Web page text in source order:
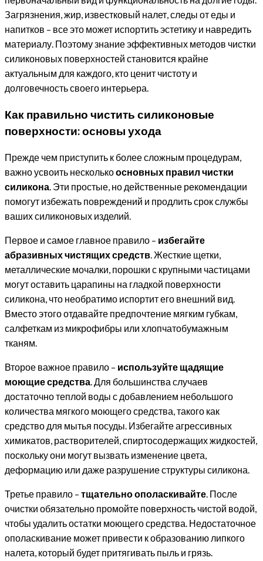
Загрязнения, жир, известковый налет, следы от еды и
напитков – все это может испортить эстетику и навредить
материалу. Поэтому знание эффективных методов чистки
силиконовых поверхностей становится крайне
актуальным для каждого, кто ценит чистоту и
долговечность своего интерьера.
Как правильно чистить силиконовые
поверхности: основы ухода
Прежде чем приступить к более сложным процедурам,
важно усвоить несколькоосновных правил чистки
силикона. Эти простые, но действенные рекомендации
помогут избежать повреждений и продлить срок службы
ваших силиконовых изделий.
Первое и самое главное правило – избегайте
абразивных чистящих средств. Жесткие щетки,
металлические мочалки, порошки с крупными частицами
могут оставить царапины на гладкой поверхности
силикона, что необратимо испортит его внешний вид.
Вместо этого отдавайте предпочтение мягким губкам,
салфеткам из микрофибры или хлопчатобумажным
тканям.
Второе важное правило – используйте щадящие
моющие средства. Для большинства случаев
достаточно теплой воды с добавлением небольшого
количества мягкого моющего средства, такого как
средство для мытья посуды. Избегайте агрессивных
химикатов, растворителей, спиртосодержащих жидкостей,
поскольку они могут вызвать изменение цвета,
деформацию или даже разрушение структуры силикона.
Третье правило – тщательно ополаскивайте. После
очистки обязательно промойте поверхность чистой водой,
чтобы удалить остатки моющего средства. Недостаточное
ополаскивание может привести к образованию липкого
налета, который будет притягивать пыль и грязь.